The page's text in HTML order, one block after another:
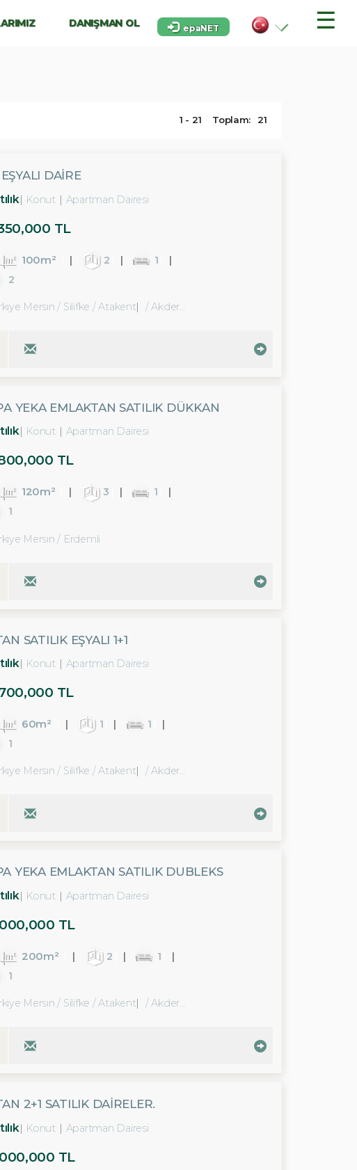
☰
DANIŞMAN OL epaNET
1 - 21 Toplam: 21
DAİRE
Konut Apartman Dairesi
TL
100m² 2
1
2
Mersin / Silifke / Atakent / Akdere Bld.
YEKA EMLAKTAN SATILIK DÜKKAN
Konut Apartman Dairesi
TL
120m² 3
1
1
Mersin / Erdemli
SATILIK EŞYALI 1+1
Konut Apartman Dairesi
TL
60m² 1
1
1
Mersin / Silifke / Atakent / Akdere Bld.
YEKA EMLAKTAN SATILIK DUBLEKS
Konut Apartman Dairesi
TL
200m² 2
1
1
Mersin / Silifke / Atakent / Akdere Bld.
2+1 SATILIK DAİRELER.
Konut Apartman Dairesi
TL